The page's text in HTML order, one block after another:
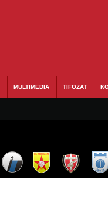
MULTIMEDIA TIFOZAT